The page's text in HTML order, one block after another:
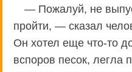
— Пожалуй, не
пройти, — сказал
Он хотел еще что-то
вспоров песок, легла